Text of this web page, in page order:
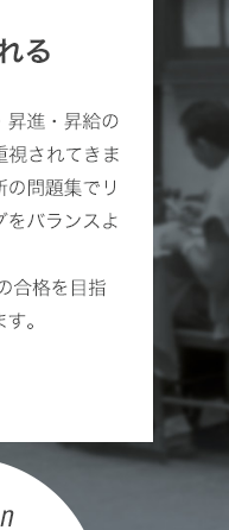
を受けていただ
らせ下さい。
ご夫婦レッスン
を受けていただ
お知らせくださ